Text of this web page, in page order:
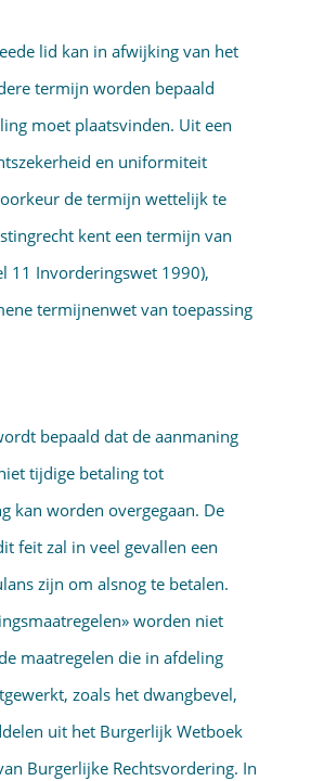
lid kan in afwijking van het
termijn worden bepaald
moet plaatsvinden. Uit een
en uniformiteit
de termijn wettelijk te
kent een termijn van
11 Invorderingswet 1990),
termijnenwet van toepassing
bepaald dat de aanmaning
tijdige betaling tot
kan worden overgegaan. De
feit zal in veel gevallen een
zijn om alsnog te betalen.
worden niet
maatregelen die in afdeling
zoals het dwangbevel,
uit het Burgerlijk Wetboek
Burgerlijke Rechtsvordering. In